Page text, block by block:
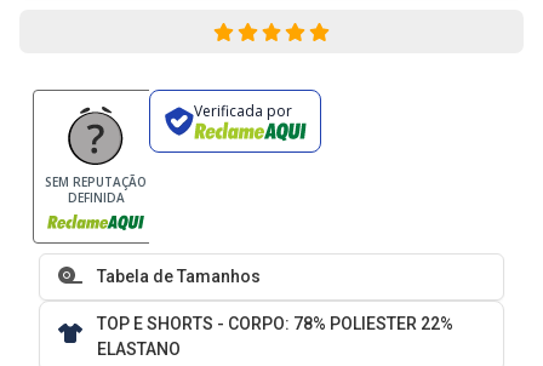
SEM REPUTAÇÃO
DEFINIDA
Verificada por
Tabela de Tamanhos
TOP E SHORTS - CORPO: 78% POLIESTER 22%
ELASTANO